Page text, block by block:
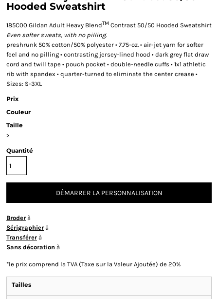
Hooded Sweatshirt
185C00 Gildan Adult Heavy BlendTM Contrast 50/50 Hooded Sweatshirt
Even softer sweats, with no pilling.
preshrunk 50% cotton/50% polyester • 7.75-oz. • air-jet yarn for softer
feel and no pilling • contrasting jersey-lined hood • dark grey flat draw
cord and twill tape • pouch pocket • double-needle cuffs • 1x1 athletic
rib with spandex • quarter-turned to eliminate the center crease •
Sizes: S-3XL
Prix
Couleur
Taille
>
Quantité
DÉMARRER LA PERSONNALISATION
Broder à
Sérigraphier à
Transférer à
Sans décoration à
*le prix comprend la TVA (Taxe sur la Valeur Ajoutée) de 20%
Tailles